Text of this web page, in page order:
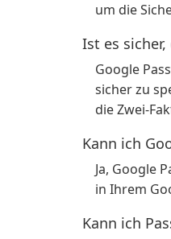
um die
Ist es
Google
sicher zu
die Zwei-
Kann ich
Ja, Google
in Ihrem
Kann ich